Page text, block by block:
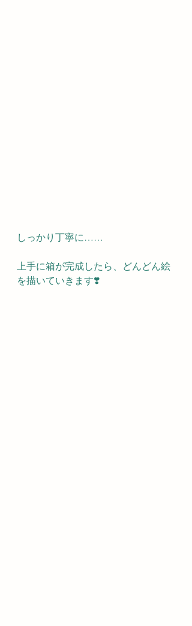
しっかり丁寧に……
上手に箱が完成したら、どんどん絵
を描いていきます❣️